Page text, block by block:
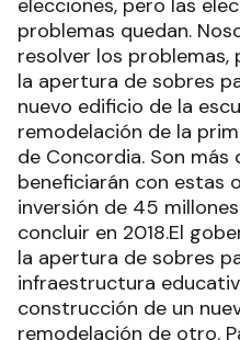
elecciones, pero las
problemas quedan.
resolver los problemas,
la apertura de sobres
nuevo edificio de la
remodelación de la
de Concordia. Son
beneficiarán con estas
inversión de 45
concluir en 2018.El
la apertura de sobres
infraestructura
construcción de un
remodelación de otro.